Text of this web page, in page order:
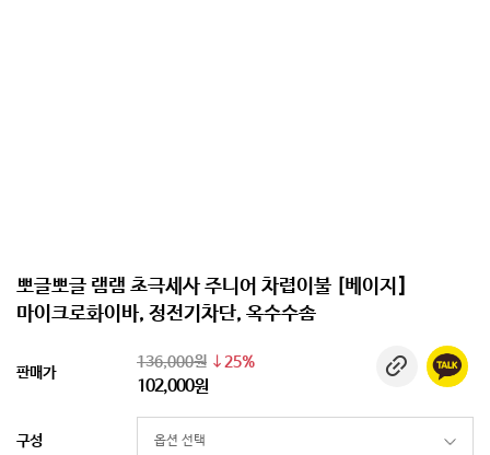
뽀글뽀글 램램 초극세사 주니어 차렵이불 [베이지]
마이크로화이바, 정전기차단, 옥수수솜
판매가
136,000원 25%
102,000원
구성